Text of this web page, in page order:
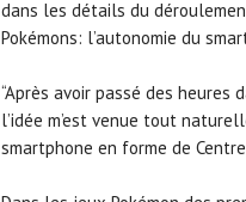
dans les détails du
Pokémons: l’autonomie du
“Après avoir passé des heures
l’idée m’est venue tout
smartphone en forme de